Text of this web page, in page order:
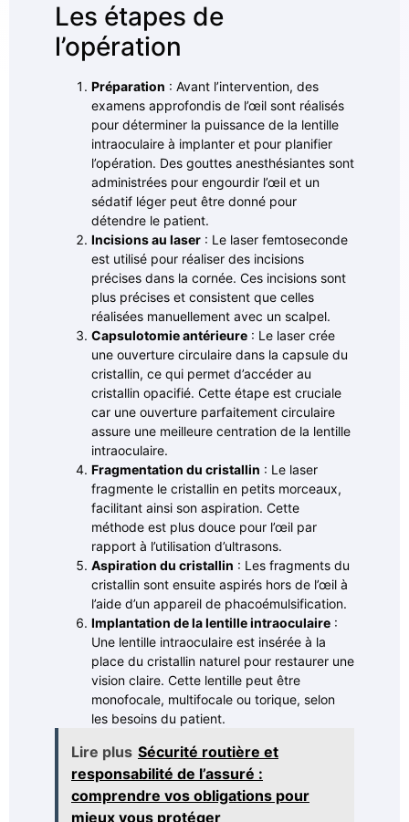
Les étapes de
l’opération
Préparation : Avant l’intervention, des
examens approfondis de l’œil sont réalisés
pour déterminer la puissance de la lentille
intraoculaire à implanter et pour planifier
l’opération. Des gouttes anesthésiantes sont
administrées pour engourdir l’œil et un
sédatif léger peut être donné pour
détendre le patient.
Incisions au laser : Le laser femtoseconde
est utilisé pour réaliser des incisions
précises dans la cornée. Ces incisions sont
plus précises et consistent que celles
réalisées manuellement avec un scalpel.
Capsulotomie antérieure : Le laser crée
une ouverture circulaire dans la capsule du
cristallin, ce qui permet d’accéder au
cristallin opacifié. Cette étape est cruciale
car une ouverture parfaitement circulaire
assure une meilleure centration de la lentille
intraoculaire.
Fragmentation du cristallin : Le laser
fragmente le cristallin en petits morceaux,
facilitant ainsi son aspiration. Cette
méthode est plus douce pour l’œil par
rapport à l’utilisation d’ultrasons.
Aspiration du cristallin : Les fragments du
cristallin sont ensuite aspirés hors de l’œil à
l’aide d’un appareil de phacoémulsification.
Implantation de la lentille intraoculaire :
Une lentille intraoculaire est insérée à la
place du cristallin naturel pour restaurer une
vision claire. Cette lentille peut être
monofocale, multifocale ou torique, selon
les besoins du patient.
Lire plus Sécurité routière et
responsabilité de l’assuré :
comprendre vos obligations pour
mieux vous protéger